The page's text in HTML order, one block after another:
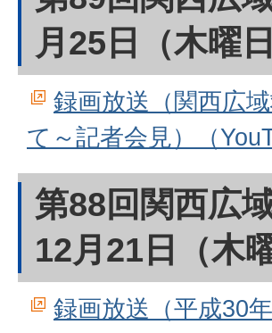
月25日（木曜
録画放送（関西広
て～記者会見）（
第88回関西広
12月21日（木
録画放送（平成30